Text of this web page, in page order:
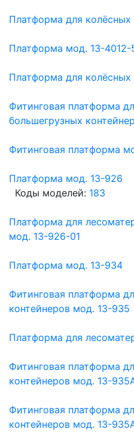
Платформа для
Платформа мод. 13-4012-
Платформа для
Фитинговая платформа
большегрузных
Фитинговая платформа
Платформа мод. 13-926
Коды моделей: 183
Платформа для
мод. 13-926-01
Платформа мод. 13-934
Фитинговая платформа
контейнеров мод. 13-935
Платформа для
Фитинговая платформа
контейнеров мод. 13-
Фитинговая платформа
контейнеров мод. 13-